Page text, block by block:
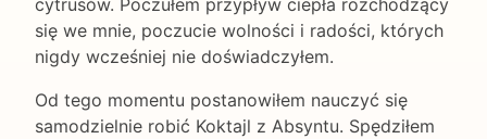
się we mnie, poczucie wolności i radości, których
nigdy wcześniej nie doświadczyłem.
Od tego momentu postanowiłem nauczyć się
samodzielnie robić Koktajl z Absyntu. Spędziłem